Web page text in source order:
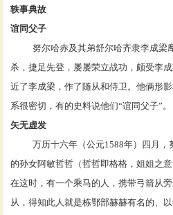
轶事典故
谊同父子
努尔哈赤及其弟舒尔哈齐隶李成梁
杀，捷足先登，屡屡荣立战功，颇受李
近了李成梁，作了随从和侍卫。他俩形
系很密切，有的史料说他们“谊同父子”。
矢无虚发
万历十六年（公元1588年）四月，
的孙女阿敏哲哲（哲哲即格格，姐姐之
在这时，有一个乘马的人，携带弓箭从
从，得知此人就是栋鄂部赫赫有名的、